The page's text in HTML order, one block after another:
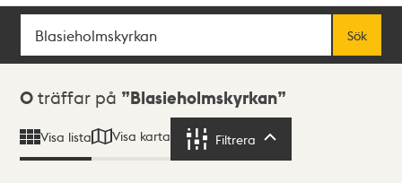
Sök
Sök
Sökresultat
0 träffar på Blasieholmskyrkan
Visa lista Visa karta Filtrera